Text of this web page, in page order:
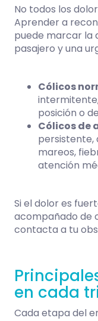
No todos los
Aprender a
puede marcar la
pasajero y una
Cólicos
posición o
Cólicos de
persistente,
mareos,
atención
Si el dolor es
acompañado de
contacta a tu
en cada
Cada etapa del